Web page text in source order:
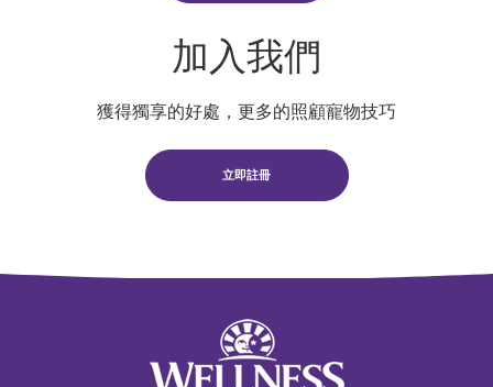
加入我們
獲得獨享的好處，更多的照顧寵物技巧
立即註冊